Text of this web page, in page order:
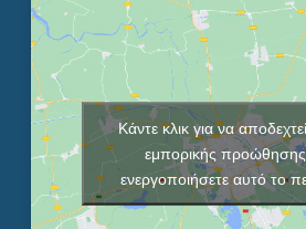
Κάντε κλικ για να
εμπορικής προώθησης
ενεργοποιήσετε αυτό το